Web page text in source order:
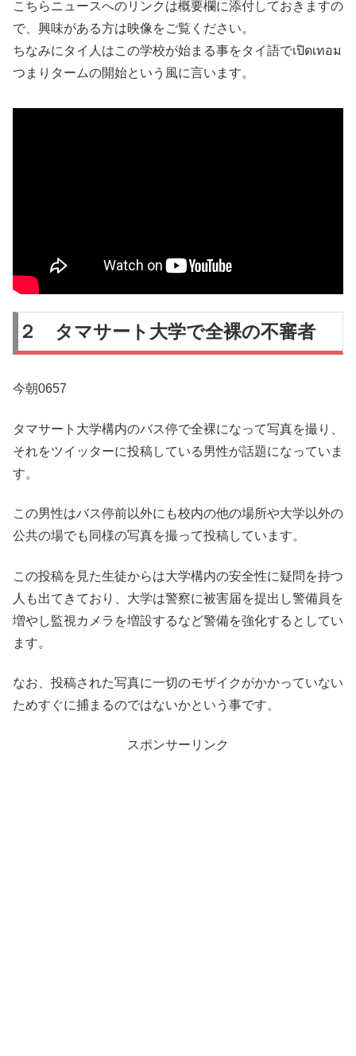
こちらニュースへのリンクは概要欄に添付しておきますの
で、興味がある方は映像をご覧ください。
ちなみにタイ人はこの学校が始まる事をタイ語でเปิดเทอม
つまりタームの開始という風に言います。
２ タマサート大学で全裸の不審者
今朝0657
タマサート大学構内のバス停で全裸になって写真を撮り、
それをツイッターに投稿している男性が話題になっていま
す。
この男性はバス停前以外にも校内の他の場所や大学以外の
公共の場でも同様の写真を撮って投稿しています。
この投稿を見た生徒からは大学構内の安全性に疑問を持つ
人も出てきており、大学は警察に被害届を提出し警備員を
増やし監視カメラを増設するなど警備を強化するとしてい
ます。
なお、投稿された写真に一切のモザイクがかかっていない
ためすぐに捕まるのではないかという事です。
スポンサーリンク